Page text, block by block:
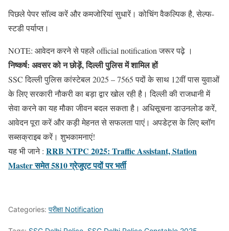
पिछले पेपर सॉल्व करें और कमजोरियां सुधारें। कोचिंग वैकल्पिक है, सेल्फ-
स्टडी पर्याप्त।
NOTE: आवेदन करने से पहले official notification जरूर पढ़े ।
निष्कर्ष: अवसर को न छोड़ें, दिल्ली पुलिस में शामिल हों
SSC दिल्ली पुलिस कांस्टेबल 2025 – 7565 पदों के साथ 12वीं पास युवाओं
के लिए सरकारी नौकरी का बड़ा द्वार खोल रही है। दिल्ली की राजधानी में
सेवा करने का यह मौका जीवन बदल सकता है। अधिसूचना डाउनलोड करें,
आवेदन पूरा करें और कड़ी मेहनत से सफलता पाएं। अपडेट्स के लिए ब्लॉग
सब्सक्राइब करें। शुभकामनाएं!
यह भी जाने : RRB NTPC 2025: Traffic Assistant, Station
Master समेत 5810 ग्रेजुएट पदों पर भर्ती
Categories: परीक्षा Notification